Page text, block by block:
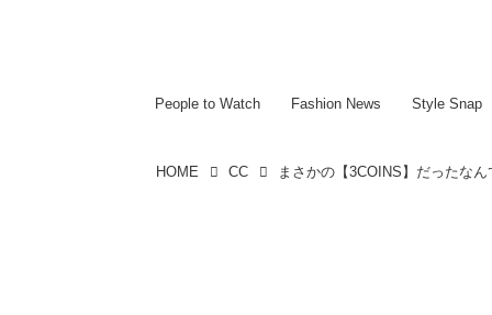
People to Watch Fashion News Style Snap
HOME CC